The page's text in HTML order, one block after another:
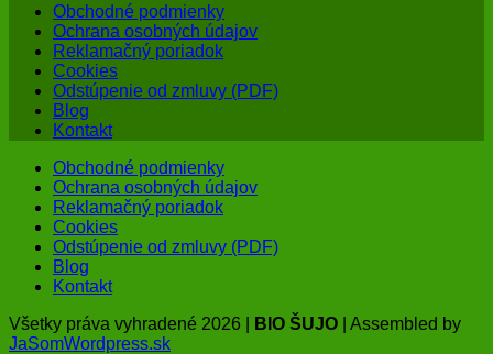
Obchodné podmienky
Ochrana osobných údajov
Reklamačný poriadok
Cookies
Odstúpenie od zmluvy (PDF)
Blog
Kontakt
Obchodné podmienky
Ochrana osobných údajov
Reklamačný poriadok
Cookies
Odstúpenie od zmluvy (PDF)
Blog
Kontakt
Všetky práva vyhradené 2026 |
BIO ŠUJO | Assembled by
JaSomWordpress.sk